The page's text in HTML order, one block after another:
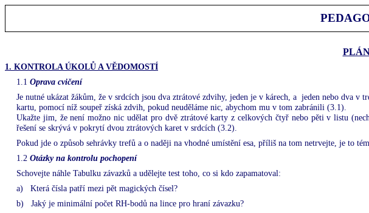
1. KONTROLA ÚKOLŮ A VĚDOMOSTÍ
1.1 Oprava cvičení
Je nutné ukázat žákům, že v srdcích jsou dva ztrátové zdvihy, jeden je v kárech, a jeden nebo dva v
kartu, pomocí níž soupeř získá zdvih, pokud neuděláme nic, abychom mu v tom zabránili (3.1).
Ukažte jim, že není možno nic udělat pro dvě ztrátové karty z celkových čtyř nebo pěti v listu
řešení se skrývá v pokrytí dvou ztrátových karet v srdcích (3.2).
Pokud jde o způsob sehrávky trefů a o naději na vhodné umístění esa, příliš na tom netrvejte, je to
1.2 Otázky na kontrolu pochopení
Schovejte náhle Tabulku závazků a udělejte test toho, co si kdo zapamatoval:
a)
Která čísla patří mezi pět magických čísel?
b)
Jaký je minimální počet RH-bodů na lince pro hraní závazku?